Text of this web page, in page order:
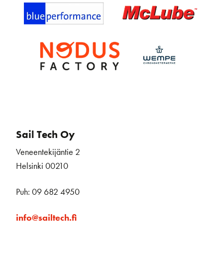
Sail Tech Oy
Veneentekijäntie 2
Helsinki 00210
Puh: 09 682 4950
info@sailtech.fi